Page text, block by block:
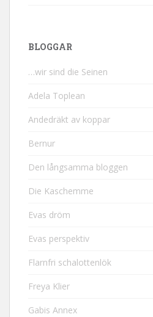
BLOGGAR
…wir sind die Seinen
Adela Toplean
Andedräkt av koppar
Bernur
Den långsamma bloggen
Die Kaschemme
Evas dröm
Evas perspektiv
Flarnfri schalottenlök
Freya Klier
Gabis Annex